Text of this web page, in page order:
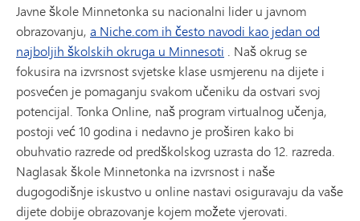
Javne škole Minnetonka su nacionalni lider u javnom
obrazovanju, a Niche.com ih često navodi kao jedan od
najboljih školskih okruga u Minnesoti . Naš okrug se
fokusira na izvrsnost svjetske klase usmjerenu na dijete i
posvećen je pomaganju svakom učeniku da ostvari svoj
potencijal. Tonka Online, naš program virtualnog učenja,
postoji već 10 godina i nedavno je proširen kako bi
obuhvatio razrede od predškolskog uzrasta do 12. razreda.
Naglasak škole Minnetonka na izvrsnost i naše
dugogodišnje iskustvo u online nastavi osiguravaju da vaše
dijete dobije obrazovanje kojem možete vjerovati.